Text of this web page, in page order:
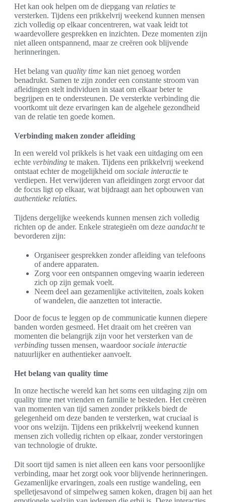
Het kan ook helpen om de diepgang van relaties te
versterken. Tijdens een prikkelvrij weekend kunnen mensen
zich volledig op elkaar concentreren, wat vaak leidt tot
waardevollere gesprekken en inzichten. Deze momenten zijn
niet alleen ontspannend, maar ze creëren ook blijvende
herinneringen.
Het belang van quality time kan niet genoeg worden
benadrukt. Samen te zijn zonder een constante stroom van
afleidingen stelt individuen in staat om elkaar beter te
begrijpen en te ondersteunen. De versterkte verbinding die
voortkomt uit deze ervaringen kan de algehele gezondheid
van de relatie ten goede komen.
Verbinding maken zonder afleiding
In een wereld vol prikkels is het vaak een uitdaging om een
echte verbinding te maken. Tijdens een prikkelvrij weekend
ontstaat echter de mogelijkheid om sociale interactie te
verdiepen. Het verwijderen van afleidingen zorgt ervoor dat
de focus ligt op elkaar, wat bijdraagt aan het opbouwen van
authentieke relaties.
Tijdens dergelijke weekends kunnen mensen zich volledig
richten op de ander. Enkele strategieën om deze aandachtte
bevorderen zijn:
Organiseer gesprekken zonder afleiding van telefoons
of andere apparaten.
Zorg voor een ontspannen omgeving waarin iedereen
zich op zijn gemak voelt.
Neem deel aan gezamenlijke activiteiten, zoals koken
of wandelen, die aanzetten tot interactie.
Door de focus te leggen op de communicatie kunnen diepere
banden worden gesmeed. Het draait om het creëren van
momenten die belangrijk zijn voor het versterken van de
verbinding tussen mensen, waardoorsociale interactie
natuurlijker en authentieker aanvoelt.
Het belang van quality time
In onze hectische wereld kan het soms een uitdaging zijn om
quality time met vrienden en familie te besteden. Het creëren
van momenten van tijd samen zonder prikkels biedt de
gelegenheid om deze banden te versterken, wat cruciaal is
voor ons welzijn. Tijdens een prikkelvrij weekend kunnen
mensen zich volledig richten op elkaar, zonder verstoringen
van technologie of drukte.
Dit soort tijd samen is niet alleen een kans voor persoonlijke
verbinding, maar het zorgt ook voor blijvende herinneringen.
Gezamenlijke ervaringen, zoals een rustige wandeling, een
spelletjesavond of simpelweg samen koken, dragen bij aan het